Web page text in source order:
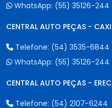
WhatsApp: (55) 35126-244
CENTRAL AUTO PEÇAS -
Telefone: (54) 3535-6844
WhatsApp: (55) 35126-244
CENTRAL AUTO PEÇAS -
Telefone: (54) 2107-6244